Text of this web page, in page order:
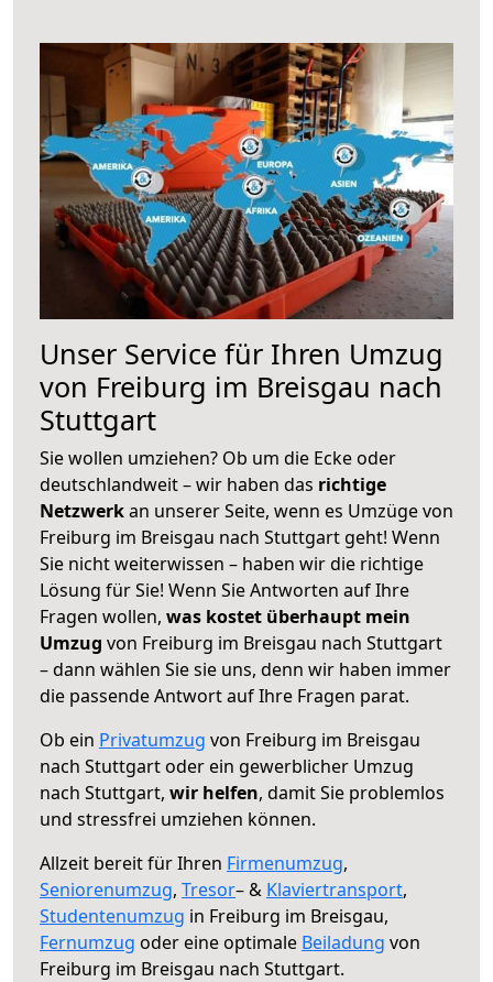
Unser Service für Ihren Umzug
von Freiburg im Breisgau nach
Stuttgart
Sie wollen umziehen? Ob um die Ecke oder
deutschlandweit – wir haben das richtige
Netzwerkan unserer Seite, wenn es Umzüge von
Freiburg im Breisgau nach Stuttgart geht! Wenn
Sie nicht weiterwissen – haben wir die richtige
Lösung für Sie! Wenn Sie Antworten auf Ihre
Fragen wollen, was kostet überhaupt mein
Umzug von Freiburg im Breisgau nach Stuttgart
– dann wählen Sie sie uns, denn wir haben immer
die passende Antwort auf Ihre Fragen parat.
Ob ein Privatumzug von Freiburg im Breisgau
nach Stuttgart oder ein gewerblicher Umzug
nach Stuttgart, wir helfen, damit Sie problemlos
und stressfrei umziehen können.
Allzeit bereit für Ihren Firmenumzug,
Seniorenumzug, Tresor– & Klaviertransport,
Studentenumzug in Freiburg im Breisgau,
Fernumzug oder eine optimale Beiladung von
Freiburg im Breisgau nach Stuttgart.